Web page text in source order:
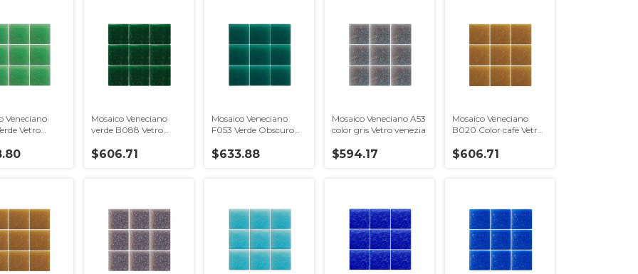
Veneciano
Vetro
2.14 m2)
Mosaico Veneciano
verde B088 Vetro
$606.71
Mosaico Veneciano
F053 Verde Obscuro
$633.88
Mosaico Veneciano A53
color gris Vetro venezia
$594.17
Mosaico Veneciano
B020 Color café Vetro
$606.71